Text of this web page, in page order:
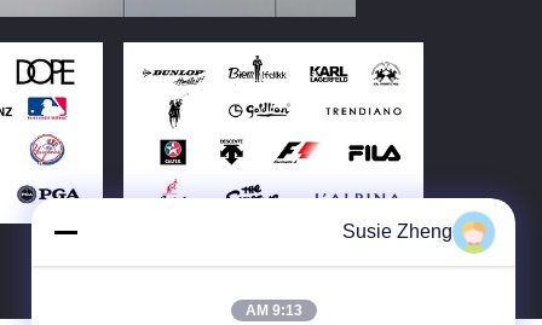
Susie Zheng
9:13 AM